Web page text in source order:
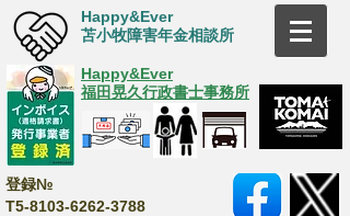
Happy&Ever
苫小牧障害年金相談所
Happy&Ever
福田晃久行政書士事務所
登録№
T5-8103-6262-3788